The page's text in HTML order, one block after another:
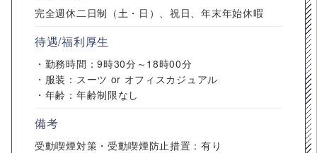
完全週休二日制（土・日）、祝日、年末年始休暇
待遇/福利厚生
・勤務時間：9時30分～18時00分
・服装：スーツ or オフィスカジュアル
・年齢：年齢制限なし
備考
受動喫煙対策・受動喫煙防止措置：有り